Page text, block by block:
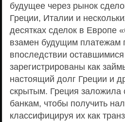
будущее через рынок
Греции, Италии и
десятках сделок в Европе
взамен будущим платежам
впоследствии
зарегистрированы как
настоящий долг Греции и
скрытым. Греция заложила
банкам, чтобы получить
классифицируя их как